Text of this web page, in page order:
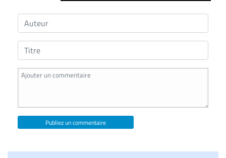
Publiez un commentaire